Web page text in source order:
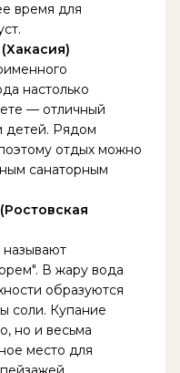
время для
настолько
— отличный
детей. Рядом
отдых можно
санаторным
В жару вода
образуются
соли. Купание
но и весьма
место для